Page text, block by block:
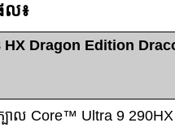
ល៖
HX Dragon Edition
បាល Core™ Ultra 9